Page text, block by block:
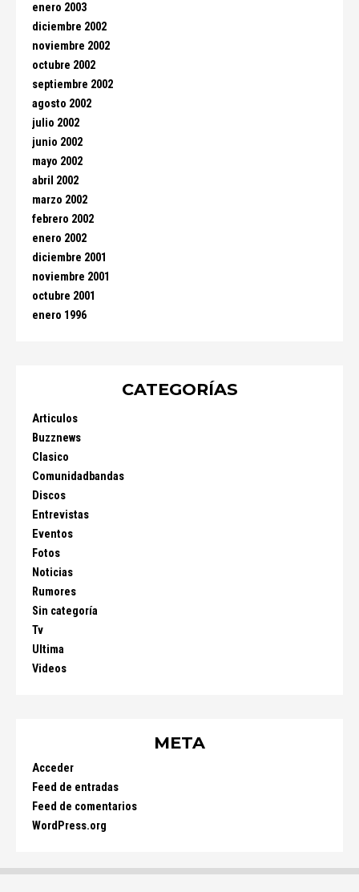
enero 2003
diciembre 2002
noviembre 2002
octubre 2002
septiembre 2002
agosto 2002
julio 2002
junio 2002
mayo 2002
abril 2002
marzo 2002
febrero 2002
enero 2002
diciembre 2001
noviembre 2001
octubre 2001
enero 1996
CATEGORÍAS
Articulos
Buzznews
Clasico
Comunidadbandas
Discos
Entrevistas
Eventos
Fotos
Noticias
Rumores
Sin categoría
Tv
Ultima
Videos
META
Acceder
Feed de entradas
Feed de comentarios
WordPress.org